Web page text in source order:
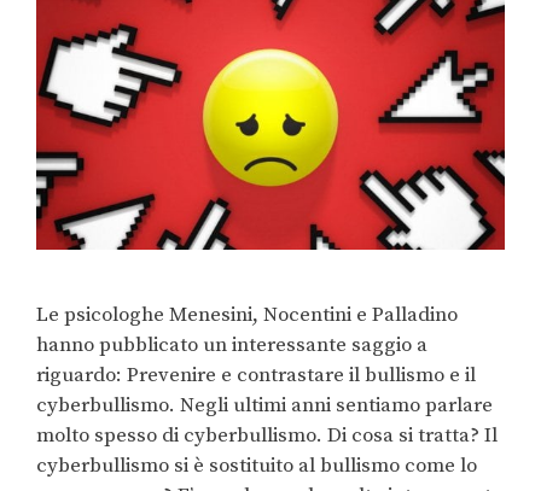
Le psicologhe Menesini, Nocentini e Palladino
hanno pubblicato un interessante saggio a
riguardo: Prevenire e contrastare il bullismo e il
cyberbullismo. Negli ultimi anni sentiamo parlare
molto spesso di cyberbullismo. Di cosa si tratta? Il
cyberbullismo si è sostituito al bullismo come lo